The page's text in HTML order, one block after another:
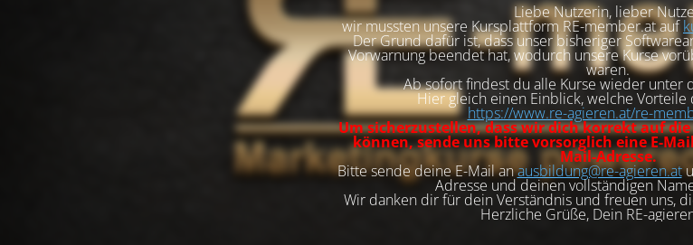
Liebe Nutzerin, lieber
wir mussten unsere Kursplattform RE-member.at auf
Der Grund dafür ist, dass unser bisheriger
Vorwarnung beendet hat, wodurch unsere Kurse
waren.
Ab sofort findest du alle Kurse wieder unter
Hier gleich einen Einblick, welche Vorteile
https://www.re-agieren.at/re-
Um sicherzustellen, dass wir dich korrekt auf
können, sende uns bitte vorsorglich eine E-
Mail-Adresse.
Bitte sende deine E-Mail anausbildung@re-agieren.at
Adresse und deinen vollständigen
Wir danken dir für dein Verständnis und freuen uns,
Herzliche Grüße, Dein RE-